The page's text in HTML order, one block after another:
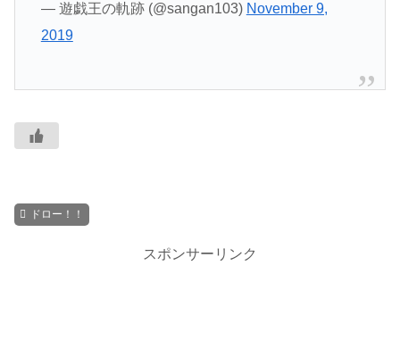
— 遊戯王の軌跡 (@sangan103) November 9,
2019
ドロー！！
スポンサーリンク